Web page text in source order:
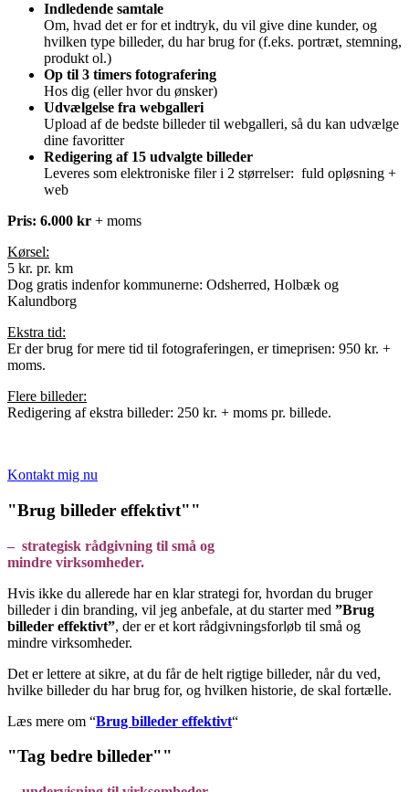
Indledende samtale
Om, hvad det er for et indtryk, du vil give dine kunder, og
hvilken type billeder, du har brug for (f.eks. portræt, stemning,
produkt ol.)
Op til 3 timers fotografering
Hos dig (eller hvor du ønsker)
Udvælgelse fra webgalleri
Upload af de bedste billeder til webgalleri, så du kan udvælge
dine favoritter
Redigering af 15 udvalgte billeder
Leveres som elektroniske filer i 2 størrelser: fuld opløsning +
web
Pris: 6.000 kr + moms
Kørsel:
5 kr. pr. km
Dog gratis indenfor kommunerne: Odsherred, Holbæk og
Kalundborg
Ekstra tid:
Er der brug for mere tid til fotograferingen, er timeprisen: 950 kr. +
moms.
Flere billeder:
Redigering af ekstra billeder: 250 kr. + moms pr. billede.
Kontakt mig nu
"Brug billeder effektivt""
– strategisk rådgivning til små og
mindre virksomheder.
Hvis ikke du allerede har en klar strategi for, hvordan du bruger
billeder i din branding, vil jeg anbefale, at du starter med ”Brug
billeder effektivt”, der er et kort rådgivningsforløb til små og
mindre virksomheder.
Det er lettere at sikre, at du får de helt rigtige billeder, når du ved,
hvilke billeder du har brug for, og hvilken historie, de skal fortælle.
Læs mere om “Brug billeder effektivt“
"Tag bedre billeder""